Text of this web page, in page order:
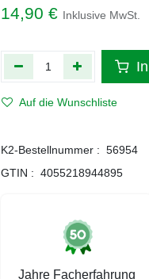
14,90 € Inklusive MwSt.
Auf die Wunschliste
K2-Bestellnummer : 56954
GTIN : 4055218944895
Jahre Facherfahrung